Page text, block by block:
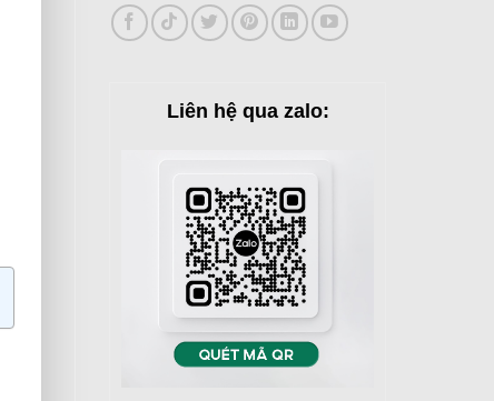
Liên hệ qua zalo: